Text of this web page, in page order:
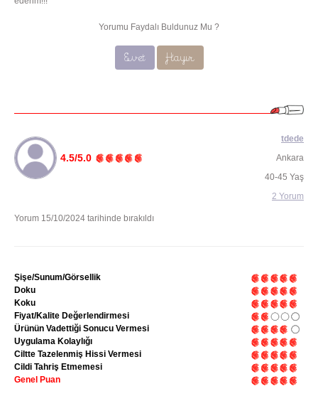
Yorumu Faydalı Buldunuz Mu ?
Evet Hayır
4.5/5.0
Yorum 15/10/2024 tarihinde bırakıldı
tdede
Ankara
40-45 Yaş
2 Yorum
Şişe/Sunum/Görsellik
Doku
Koku
Fiyat/Kalite Değerlendirmesi
Ürünün Vadettiği Sonucu Vermesi
Uygulama Kolaylığı
Ciltte Tazelenmiş Hissi Vermesi
Cildi Tahriş Etmemesi
Genel Puan